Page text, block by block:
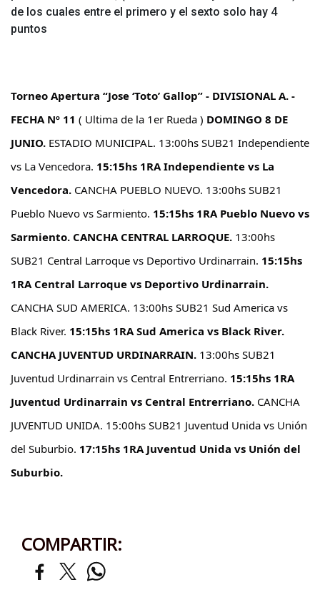
de los cuales entre el primero y el sexto solo hay 4
puntos
Torneo Apertura “Jose ‘Toto’ Gallop” - DIVISIONAL A. -
FECHA Nº 11 ( Ultima de la 1er Rueda ) DOMINGO 8 DE
JUNIO. ESTADIO MUNICIPAL. 13:00hs SUB21 Independiente
vs La Vencedora. 15:15hs 1RA Independiente vs La
Vencedora. CANCHA PUEBLO NUEVO. 13:00hs SUB21
Pueblo Nuevo vs Sarmiento. 15:15hs 1RA Pueblo Nuevo vs
Sarmiento. CANCHA CENTRAL LARROQUE. 13:00hs
SUB21 Central Larroque vs Deportivo Urdinarrain. 15:15hs
1RA Central Larroque vs Deportivo Urdinarrain.
CANCHA SUD AMERICA. 13:00hs SUB21 Sud America vs
Black River. 15:15hs 1RA Sud America vs Black River.
CANCHA JUVENTUD URDINARRAIN. 13:00hs SUB21
Juventud Urdinarrain vs Central Entrerriano. 15:15hs 1RA
Juventud Urdinarrain vs Central Entrerriano. CANCHA
JUVENTUD UNIDA. 15:00hs SUB21 Juventud Unida vs Unión
del Suburbio. 17:15hs 1RA Juventud Unida vs Unión del
Suburbio.
COMPARTIR: